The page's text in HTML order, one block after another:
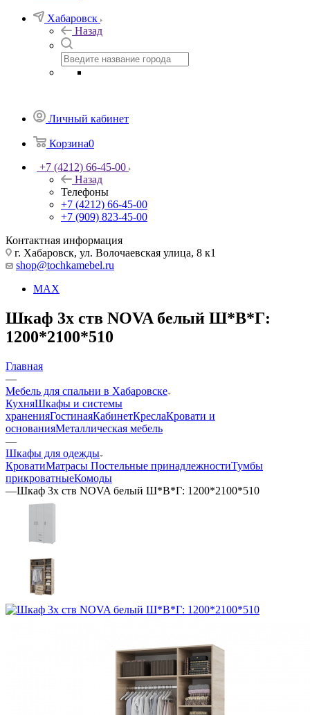
Хабаровск
Назад
Личный кабинет
Корзина0
+7 (4212) 66-45-00
Назад
Телефоны
+7 (4212) 66-45-00
+7 (909) 823-45-00
Контактная информация
г. Хабаровск, ул. Волочаевская улица, 8 к1
shop@tochkamebel.ru
MAX
Шкаф 3х ств NOVA белый Ш*В*Г:
1200*2100*510
Главная
—
Мебель для спальни в Хабаровске
КухняШкафы и системы
храненияГостинаяКабинетКреслаКровати и
основанияМеталлическая мебель
—
Шкафы для одежды
КроватиМатрасы Постельные принадлежностиТумбы
прикроватныеКомоды
—Шкаф 3х ств NOVA белый Ш*В*Г: 1200*2100*510